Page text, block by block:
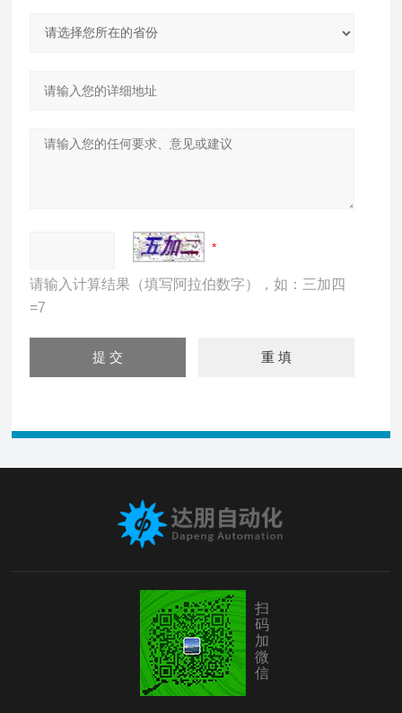
请输入计算结果（填写阿拉伯数字），如：三加四
=7
扫
码
加
微
信